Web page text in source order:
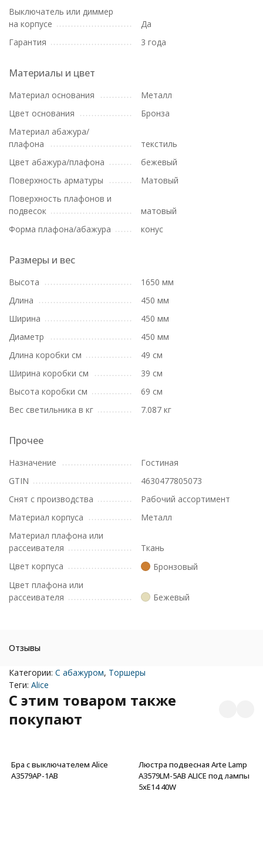
Выключатель или диммер
на корпусе
Да
Гарантия
3 года
Материалы и цвет
Материал основания
Металл
Цвет основания
Бронза
Материал абажура/
плафона
текстиль
Цвет абажура/плафона
бежевый
Поверхность арматуры
Матовый
Поверхность плафонов и
подвесок
матовый
Форма плафона/абажура
конус
Размеры и вес
Высота
1650 мм
Длина
450 мм
Ширина
450 мм
Диаметр
450 мм
Длина коробки см
49 см
Ширина коробки см
39 см
Высота коробки см
69 см
Вес светильника в кг
7.087 кг
Прочее
Назначение
Гостиная
GTIN
4630477805073
Снят с производства
Рабочий ассортимент
Материал корпуса
Металл
Материал плафона или
рассеивателя
Ткань
Цвет корпуса
Бронзовый
Цвет плафона или
рассеивателя
Бежевый
Отзывы
Категории: С абажуром, Торшеры
Теги: Alice
C этим товаром также
покупают
Бра с выключателем Alice
A3579AP-1AB
Люстра подвесная Arte Lamp
A3579LM-5AB ALICE под лампы
5xE14 40W